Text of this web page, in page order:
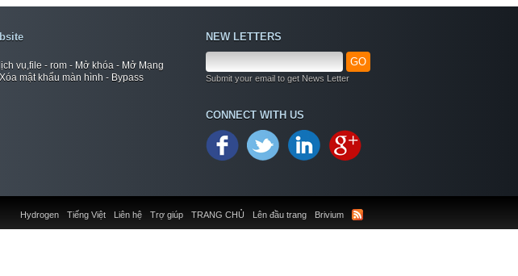
vụ,file - rom - Mở khóa - Mở Mạng
mật khẩu màn hình - Bypass
NEW LETTERS
GO
Submit your email to get News Letter
CONNECT WITH US
Liên hệ Trợ giúp TRANG CHỦ Lên đầu trang Brivium
Hydrogen Tiếng Việt